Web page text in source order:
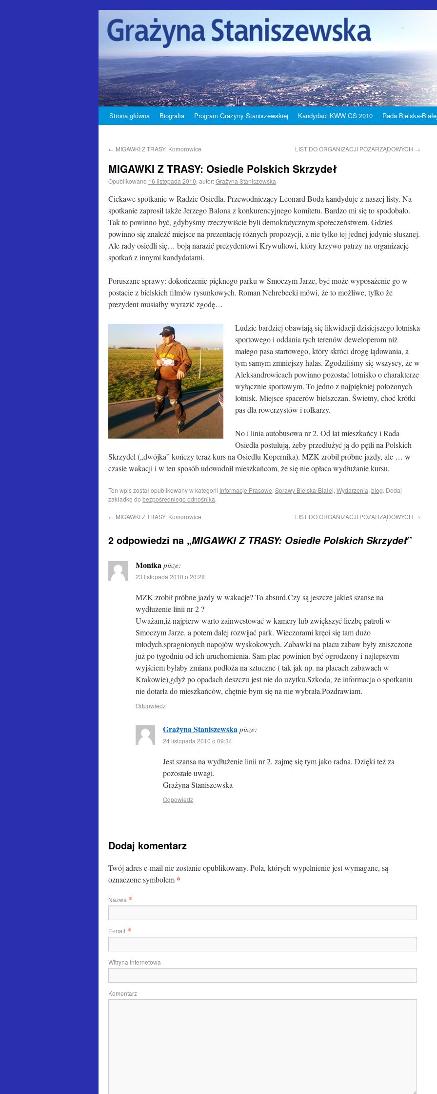
Strona główna Biografia Program Grażyny Staniszewskiej Kandydaci KWW GS 2010 Rada Bielska-
← MIGAWKI Z TRASY: Komorowice LIST DO ORGANIZACJI POZARZĄDOWYCH →
MIGAWKI Z TRASY: Osiedle Polskich Skrzydeł
Opublikowano 16 listopada 2010, autor:Grażyna Staniszewska
Ciekawe spotkanie w Radzie Osiedla. Przewodniczący Leonard Boda kandyduje z naszej listy. Na
spotkanie zaprosił także Jerzego Balona z konkurencyjnego komitetu. Bardzo mi się to spodobało.
Tak to powinno być, gdybyśmy rzeczywiście byli demokratycznym społeczeństwem. Gdzieś
powinno się znaleźć miejsce na prezentację różnych propozycji, a nie tylko tej jednej jedynie słusznej.
Ale rady osiedli się… boją narazić prezydentowi Krywultowi, który krzywo patrzy na organizację
spotkań z innymi kandydatami.
Poruszane sprawy: dokończenie pięknego parku w Smoczym Jarze, być może wyposażenie go w
postacie z bielskich filmów rysunkowych. Roman Nehrebecki mówi, że to możliwe, tylko że
prezydent musiałby wyrazić zgodę…
Ludzie bardziej obawiają się likwidacji dzisiejszego lotniska
sportowego i oddania tych terenów deweloperom niż
małego pasa startowego, który skróci drogę lądowania, a
tym samym zmniejszy hałas. Zgodziliśmy się wszyscy, że w
Aleksandrowicach powinno pozostać lotnisko o charakterze
wyłącznie sportowym. To jedno z najpiękniej położonych
lotnisk. Miejsce spacerów bielszczan. Świetny, choć krótki
pas dla rowerzystów i rolkarzy.
No i linia autobusowa nr 2. Od lat mieszkańcy i Rada
Osiedla postulują, żeby przedłużyć ją do pętli na Polskich
Skrzydeł („dwójka” kończy teraz kurs na Osiedlu Kopernika). MZK zrobił próbne jazdy, ale … w
czasie wakacji i w ten sposób udowodnił mieszkańcom, że się nie opłaca wydłużanie kursu.
Ten wpis został opublikowany w kategorii Informacje Prasowe, Sprawy Bielska-Białej, Wydarzenia, blog. Dodaj
zakładkę do bezpośredniego odnośnika.
← MIGAWKI Z TRASY: Komorowice LIST DO ORGANIZACJI POZARZĄDOWYCH →
2 odpowiedzi na „MIGAWKI Z TRASY: Osiedle Polskich Skrzydeł”
Monikapisze:
23 listopada 2010 o 20:28
MZK zrobił próbne jazdy w wakacje? To absurd.Czy są jeszcze jakieś szanse na
wydłużenie linii nr 2 ?
Uważam,iż najpierw warto zainwestować w kamery lub zwiększyć liczbę patroli w
Smoczym Jarze, a potem dalej rozwijać park. Wieczorami kręci się tam dużo
młodych,spragnionych napojów wyskokowych. Zabawki na placu zabaw były zniszczone
już po tygodniu od ich uruchomienia. Sam plac powinien być ogrodzony i najlepszym
wyjściem byłaby zmiana podłoża na sztuczne ( tak jak np. na placach zabawach w
Krakowie),gdyż po opadach deszczu jest nie do użytku.Szkoda, że informacja o spotkaniu
nie dotarła do mieszkańców, chętnie bym się na nie wybrała.Pozdrawiam.
Odpowiedz
Grażyna Staniszewskapisze:
24 listopada 2010 o 09:34
Jest szansa na wydłużenie linii nr 2. zajmę się tym jako radna. Dzięki też za
pozostałe uwagi.
Grażyna Staniszewska
Odpowiedz
Dodaj komentarz
Twój adres e-mail nie zostanie opublikowany. Pola, których wypełnienie jest wymagane, są
oznaczone symbolem *
Nazwa *
E-mail *
Witryna internetowa
Komentarz